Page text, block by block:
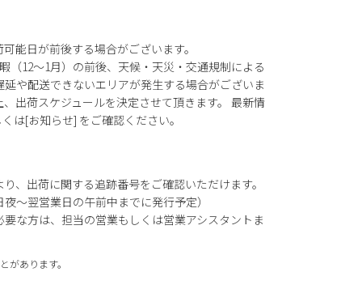
能日が前後する場合がございます。
（12～1月）の前後、天候・天災・交通規制による
や配送できないエリアが発生する場合がございま
出荷スケジュールを決定させて頂きます。 最新情
は[お知らせ] をご確認ください。
、出荷に関する追跡番号をご確認いただけます。
～翌営業日の午前中までに発行予定）
な方は、担当の営業もしくは営業アシスタントま
があります。